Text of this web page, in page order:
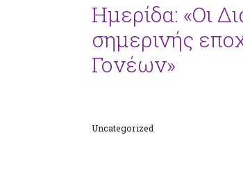
Ημερίδα: «Οι
σημερινής
Γονέων»
Uncategorized